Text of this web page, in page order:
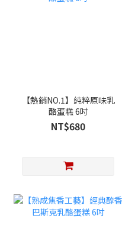
【熱銷NO.1】純粹原味乳
酪蛋糕 6吋
NT$680